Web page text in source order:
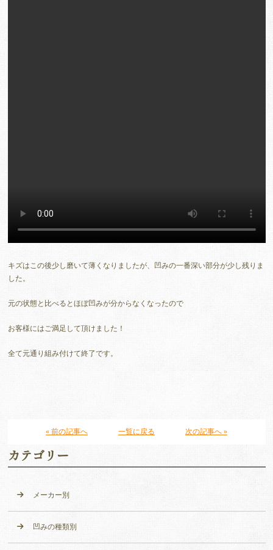
キズはこの後少し磨いて薄くなりましたが、凹みの一番深い部分が少し残りま
した。
元の状態と比べるとほぼ凹みが分からなくなったので
お客様にはご満足して頂けました！
全て元通り組み付けて終了です。
« 前の記事へ 一覧に戻る 次の記事へ »
カテゴリー
メーカー別
凹みの種類別